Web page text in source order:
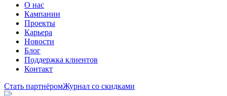
О нас
Кампании
Проекты
Карьера
Новости
Блог
Поддержка клиентов
Контакт
Стать партнёромЖурнал со скидками